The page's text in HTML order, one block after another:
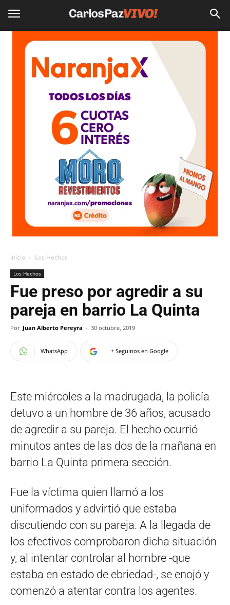
Inicio Los Hechos
Los Hechos
Fue preso por agredir a su
pareja en barrio La Quinta
Por Juan Alberto Pereyra - 30 octubre, 2019
WhatsApp + Seguinos en Google
Este miércoles a la madrugada, la policía
detuvo a un hombre de 36 años, acusado
de agredir a su pareja. El hecho ocurrió
minutos antes de las dos de la mañana en
barrio La Quinta primera sección.
Fue la víctima quien llamó a los
uniformados y advirtió que estaba
discutiendo con su pareja. A la llegada de
los efectivos comprobaron dicha situación
y, al intentar controlar al hombre -que
estaba en estado de ebriedad-, se enojó y
comenzó a atentar contra los agentes.